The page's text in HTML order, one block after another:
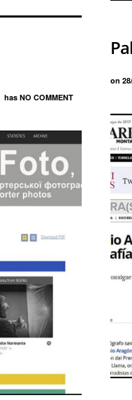
on
has NO COMMENT